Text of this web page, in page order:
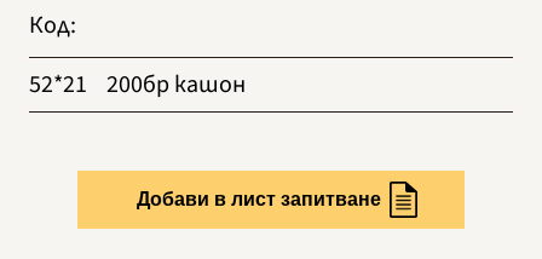
Код:
52*21
200бр кашон
Добави в лист запитване